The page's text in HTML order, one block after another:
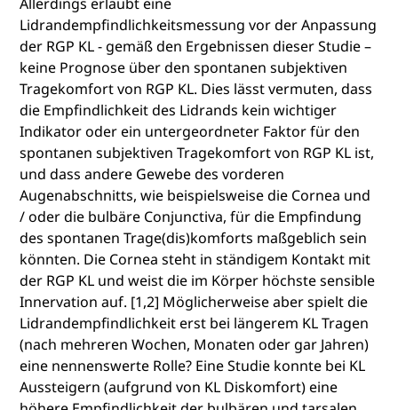
Lidrandempfindlichkeitsmessung vor der Anpassung
der RGP KL - gemäß den Ergebnissen dieser Studie –
keine Prognose über den spontanen subjektiven
Tragekomfort von RGP KL. Dies lässt vermuten, dass
die Empfindlichkeit des Lidrands kein wichtiger
Indikator oder ein untergeordneter Faktor für den
spontanen subjektiven Tragekomfort von RGP KL ist,
und dass andere Gewebe des vorderen
Augenabschnitts, wie beispielsweise die Cornea und
/ oder die bulbäre Conjunctiva, für die Empfindung
des spontanen Trage(dis)komforts maßgeblich sein
könnten. Die Cornea steht in ständigem Kontakt mit
der RGP KL und weist die im Körper höchste sensible
Innervation auf. [1,2] Möglicherweise aber spielt die
Lidrandempfindlichkeit erst bei längerem KL Tragen
(nach mehreren Wochen, Monaten oder gar Jahren)
eine nennenswerte Rolle? Eine Studie konnte bei KL
Aussteigern (aufgrund von KL Diskomfort) eine